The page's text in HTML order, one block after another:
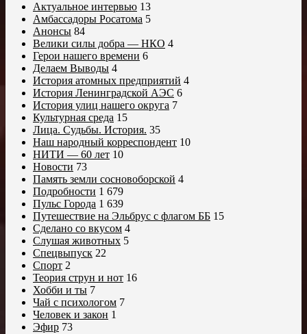
Актуальное интервью 13
Амбассадоры Росатома 5
Анонсы 84
Велики силы добра — НКО 4
Герои нашего времени 6
Делаем Выводы 4
История атомных предприятий 4
История Ленинградской АЭС 6
История улиц нашего округа 7
Культурная среда 15
Лица. Судьбы. История. 35
Наш народный корреспондент 10
НИТИ — 60 лет 10
Новости 73
Память земли сосновоборской 4
Подробности 1 679
Пульс Города 1 639
Путешествие на Эльбрус с флагом ББ 15
Сделано со вкусом 4
Слушая животных 5
Спецвыпуск 22
Спорт 2
Теория струн и нот 16
Хобби и ты 7
Чай с психологом 7
Человек и закон 1
Эфир 73